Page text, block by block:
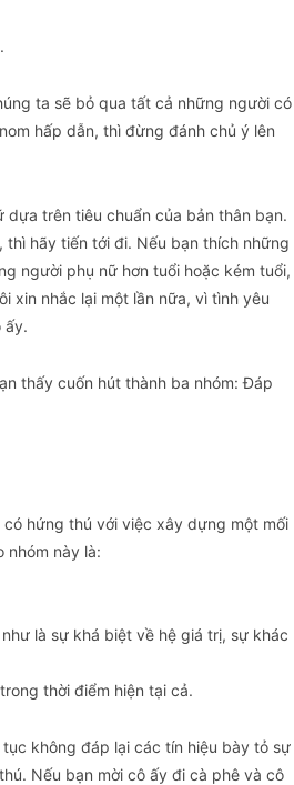
ta sẽ bỏ qua tất cả những người có
hấp dẫn, thì đừng đánh chủ ý lên
trên tiêu chuẩn của bản thân bạn.
hãy tiến tới đi. Nếu bạn thích những
người phụ nữ hơn tuổi hoặc kém tuổi,
xin nhắc lại một lần nữa, vì tình yêu
ấy.
thấy cuốn hút thành ba nhóm: Đáp
hứng thú với việc xây dựng một mối
nhóm này là:
là sự khá biệt về hệ giá trị, sự khác
thời điểm hiện tại cả.
không đáp lại các tín hiệu bày tỏ sự
Nếu bạn mời cô ấy đi cà phê và cô